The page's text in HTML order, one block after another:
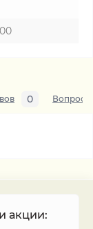
0 Вопросы
акции: